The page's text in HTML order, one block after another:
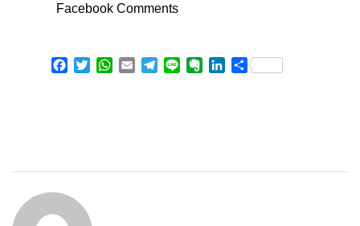
Facebook Comments
FacebookTwitterWhatsApp
Email Telegram
Line Evernote
LinkedIn
Share